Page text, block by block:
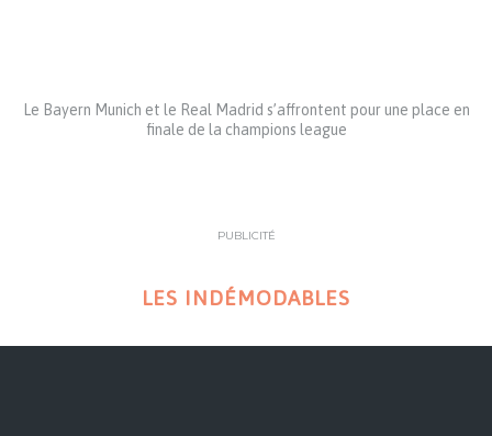
Le Bayern Munich et le Real Madrid s’affrontent pour une place en
finale de la champions league
PUBLICITÉ
LES INDÉMODABLES